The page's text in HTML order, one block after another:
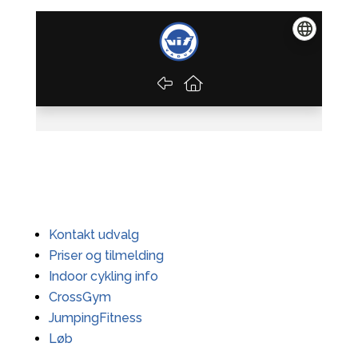
Kontakt udvalg
Priser og tilmelding
Indoor cykling info
CrossGym
JumpingFitness
Løb